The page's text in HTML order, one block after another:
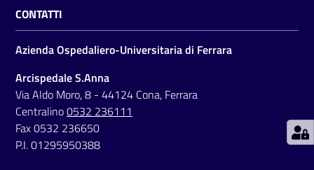
t
a
d
e
i
S
e
r
v
CONTATTI
Azienda Ospedaliero-Universitaria di Ferrara
Arcispedale S.Anna
Via Aldo Moro, 8 - 44124 Cona, Ferrara
Centralino0532 236111
Fax 0532 236650
P.I. 01295950388